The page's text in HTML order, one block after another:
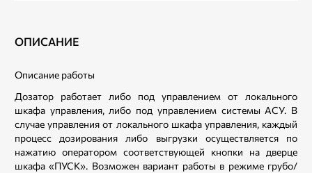
ОПИСАНИЕ
Описание работы
Дозатор работает либо под управлением от локального
шкафа управления, либо под управлением системы АСУ. В
случае управления от локального шкафа управления, каждый
процесс дозирования либо выгрузки осуществляется по
нажатию оператором соответствующей кнопки на дверце
шкафа «ПУСК». Возможен вариант работы в режиме грубо/